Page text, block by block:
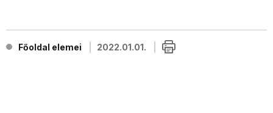
Főoldal elemei 2022.01.01.